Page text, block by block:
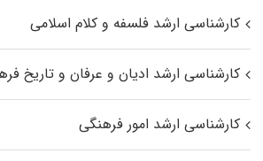
کارشناسی ارشد فلسفه و کلام اسلامی
کارشناسی ارشد ادیان و عرفان و تاریخ
کارشناسی ارشد امور فرهنگی